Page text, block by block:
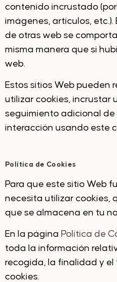
contenido incrustado
imágenes, artículos,
de otras web se
misma manera que si
web.
Estos sitios Web pueden
utilizar cookies, incrustar
seguimiento adicional de
interacción usando este
Política de Cookies
Para que este sitio Web
necesita utilizar cookies,
que se almacena en tu
En la página Política de
toda la información
recogida, la finalidad y
cookies.